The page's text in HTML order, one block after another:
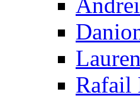
Rafail